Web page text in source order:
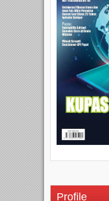
Profile